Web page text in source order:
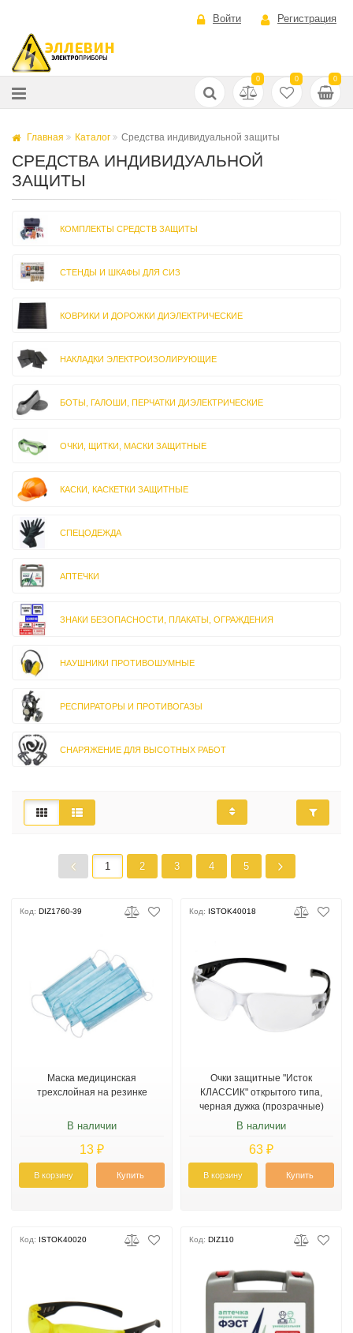
Войти Регистрация
0 0 0
Главная Каталог Средства индивидуальной защиты
СРЕДСТВА ИНДИВИДУАЛЬНОЙ
ЗАЩИТЫ
КОМПЛЕКТЫ СРЕДСТВ ЗАЩИТЫ
СТЕНДЫ И ШКАФЫ ДЛЯ СИЗ
КОВРИКИ И ДОРОЖКИ ДИЭЛЕКТРИЧЕСКИЕ
НАКЛАДКИ ЭЛЕКТРОИЗОЛИРУЮЩИЕ
БОТЫ, ГАЛОШИ, ПЕРЧАТКИ ДИЭЛЕКТРИЧЕСКИЕ
ОЧКИ, ЩИТКИ, МАСКИ ЗАЩИТНЫЕ
КАСКИ, КАСКЕТКИ ЗАЩИТНЫЕ
СПЕЦОДЕЖДА
АПТЕЧКИ
ЗНАКИ БЕЗОПАСНОСТИ, ПЛАКАТЫ, ОГРАЖДЕНИЯ
НАУШНИКИ ПРОТИВОШУМНЫЕ
РЕСПИРАТОРЫ И ПРОТИВОГАЗЫ
СНАРЯЖЕНИЕ ДЛЯ ВЫСОТНЫХ РАБОТ
1 2 3 4 5
Код: DIZ1760-39
Маска медицинская
трехслойная на резинке
В наличии
13 ₽
В корзину Купить
Код: ISTOK40018
Очки защитные "Исток
КЛАССИК" открытого типа,
черная дужка (прозрачные)
В наличии
63 ₽
В корзину Купить
Код: ISTOK40020 Код: DIZ110